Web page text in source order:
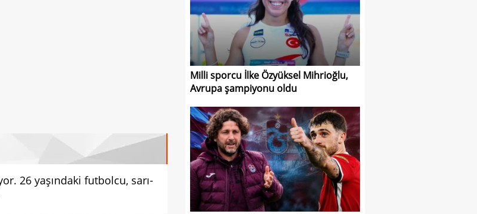
26 yaşındaki futbolcu, sarı-
Milli sporcu İlke Özyüksel Mihrioğlu,
Avrupa şampiyonu oldu